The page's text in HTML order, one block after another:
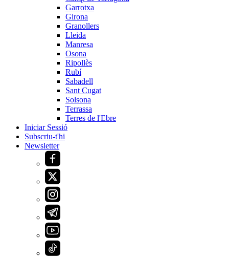
Garrotxa
Girona
Granollers
Lleida
Manresa
Osona
Ripollès
Rubí
Sabadell
Sant Cugat
Solsona
Terrassa
Terres de l'Ebre
Iniciar Sessió
Subscriu-t'hi
Newsletter